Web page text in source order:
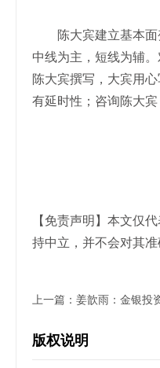
陈大宾建立基本面
中线为主，短线为辅
陈大宾撰写，大宾用
有延时性；咨询陈大宾
【免责声明】本文仅
持中立，并不会对其
上一篇： 姜歆雨：金银投
版权说明